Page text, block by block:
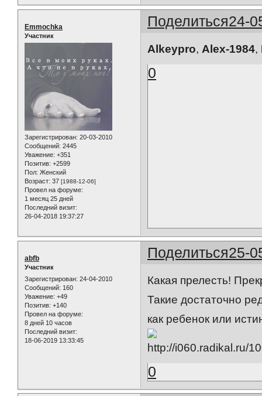
Поделиться24-
Emmochka
Участник
Зарегистрирован: 20-03-2010
Сообщений: 2445
Уважение: +351
Позитив: +2599
Пол: Женский
Возраст: 37 [1988-12-06]
Провел на форуме:
1 месяц 25 дней
Последний визит:
26-04-2018 19:37:27
Alkeypro, Alex-1984,
0
Поделиться25-
abfb
Участник
Зарегистрирован: 24-04-2010
Сообщений: 160
Уважение: +49
Позитив: +140
Провел на форуме:
8 дней 10 часов
Последний визит:
18-06-2019 13:33:45
Какая прелесть!
Такие достаточно
как ребенок или
0